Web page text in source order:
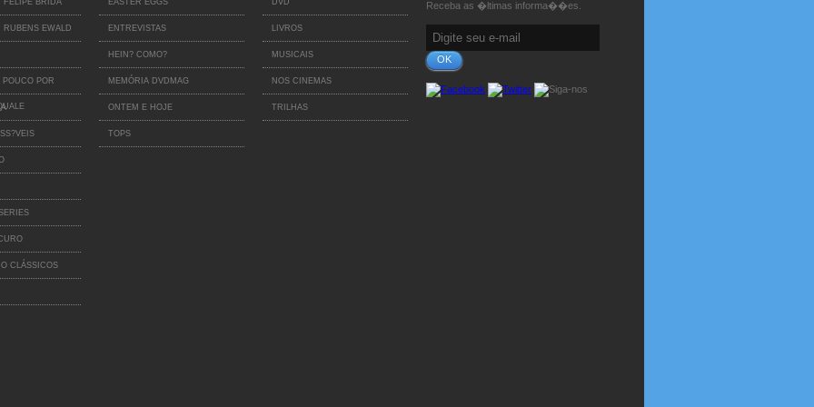
RUBENS EWALD
POR
CLÁSSICOS
ENTREVISTAS
HEIN? COMO?
MEMÓRIA DVDMAG
ONTEM E HOJE
TOPS
LIVROS
MUSICAIS
NOS CINEMAS
TRILHAS
Receba as �ltimas informa��es.
OK